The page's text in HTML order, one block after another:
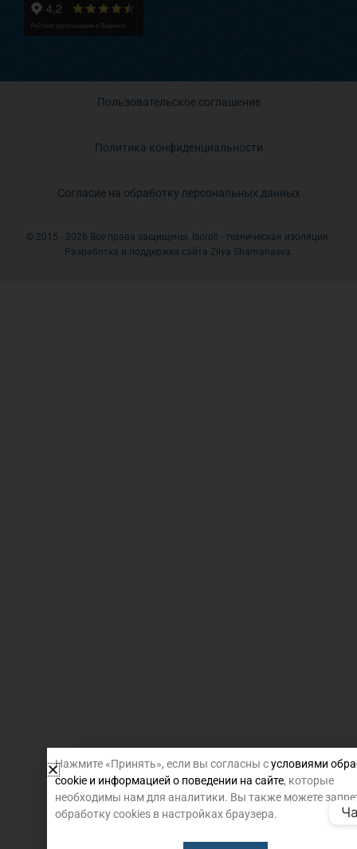
Пользовательское соглашение
Политика конфиденциальности
Согласие на обработку персональных данных
© 2015 - 2026 Все права защищены. Isoroll - техническая изоляция.
Разработка и поддержка сайта Zilya Shamanaeva.
Нажмите «Принять», если вы согласны сусловиями
cookie и информацией о поведении на сайте, которые
необходимы нам для аналитики. Вы также можете
обработку cookies в настройках браузера.